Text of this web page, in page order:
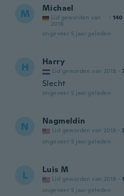
M Michael
Lid geworden van
2018
· 140
ongeveer 5 jaar geleden
H Harry
Lid geworden van 2018 ·
Slecht
ongeveer 5 jaar geleden
N Nagmeldin
Lid geworden van 2018 ·
ongeveer 5 jaar geleden
L Luis M
Lid geworden van 2018 · 1
ongeveer 5 jaar geleden